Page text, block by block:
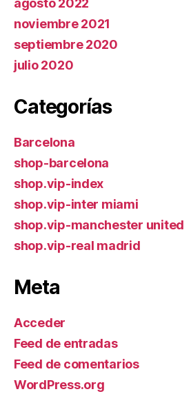
agosto 2022
noviembre 2021
septiembre 2020
julio 2020
Categorías
Barcelona
shop-barcelona
shop.vip-index
shop.vip-inter miami
shop.vip-manchester united
shop.vip-real madrid
Meta
Acceder
Feed de entradas
Feed de comentarios
WordPress.org